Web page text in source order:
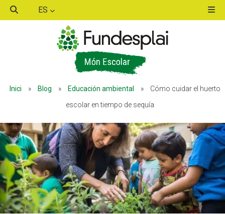
ES
Inici » Blog » Educación ambiental »
Cómo cuidar el huerto
escolar en tiempo de sequía
ACTIVITATS D'ESTIU
MÓN ESCOLAR
ALBERG CENTRE ESPLAI
FORMACIÓ